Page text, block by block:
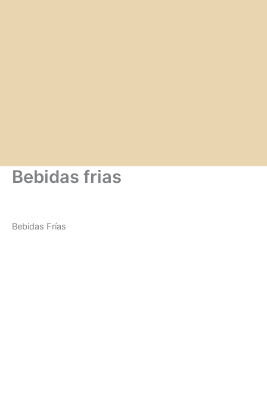
Bebidas frias
Bebidas Frías